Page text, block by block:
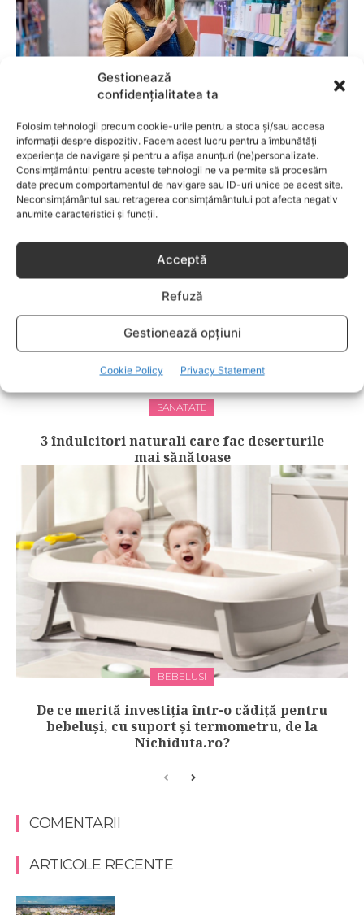
Gestionează
confidențialitatea ta
Folosim tehnologii precum cookie-urile pentru a stoca și/sau accesa
informații despre dispozitiv. Facem acest lucru pentru a îmbunătăți
experiența de navigare și pentru a afișa anunțuri (ne)personalizate.
Consimțământul pentru aceste tehnologii ne va permite să procesăm
date precum comportamentul de navigare sau ID-uri unice pe acest site.
Neconsimțământul sau retragerea consimțământului pot afecta negativ
anumite caracteristici și funcții.
Acceptă
Refuză
Gestionează opțiuni
Cookie Policy Privacy Statement
BEBELUSI
Fără lacrimi, fără iritații: cum alegi
șamponul perfect pentru copilul tău
SANATATE
3 îndulcitori naturali care fac deserturile
mai sănătoase
BEBELUSI
De ce merită investiția într-o cădiță pentru
bebeluși, cu suport și termometru, de la
Nichiduta.ro?
COMENTARII
ARTICOLE RECENTE